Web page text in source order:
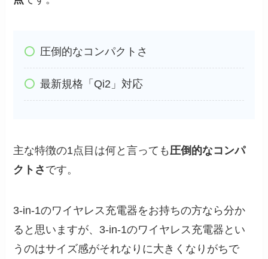
圧倒的なコンパクトさ
最新規格「Qi2」対応
主な特徴の1点目は何と言っても 圧倒的なコンパ
クトさ です。
3-in-1のワイヤレス充電器をお持ちの方なら分か
ると思いますが、3-in-1のワイヤレス充電器とい
うのはサイズ感がそれなりに大きくなりがちで